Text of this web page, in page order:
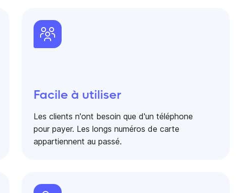
Facile à utiliser
Les clients n'ont besoin que d'un téléphone
pour payer. Les longs numéros de carte
appartiennent au passé.